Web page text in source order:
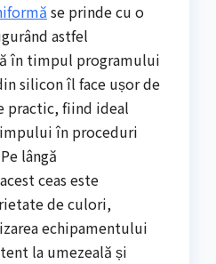
se prinde cu o
astfel
în timpul programului
silicon îl face ușor de
practic, fiind ideal
în proceduri
lângă
ceas este
de culori,
echipamentului
la umezeală și